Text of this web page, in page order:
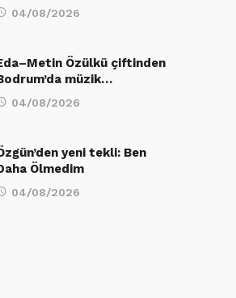
04/08/2026
Özülkü çiftinden
müzik…
04/08/2026
yeni tekli: Ben
Ölmedim
04/08/2026